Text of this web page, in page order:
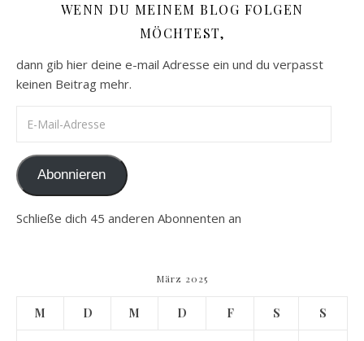
WENN DU MEINEM BLOG FOLGEN
MÖCHTEST,
dann gib hier deine e-mail Adresse ein und du verpasst
keinen Beitrag mehr.
Abonnieren
Schließe dich 45 anderen Abonnenten an
März 2025
M D M D F S S